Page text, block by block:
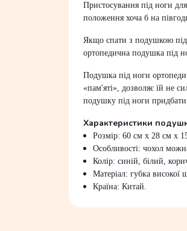
Пристосування під ноги
положення хоча б на
Якщо спати з подушкою під
ортопедична подушка під
Подушка під ноги
«пам'яті», дозволяє їй не
подушку під ноги
Характеристики
Розмір: 60 см x 28 см x
Особливості: чохол
Колір: синій, білий,
Матеріал: губка високої
Країна: Китай.